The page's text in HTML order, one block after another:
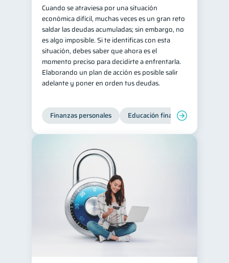
Cuando se atraviesa por una situación
económica difícil, muchas veces es un gran reto
saldar las deudas acumuladas; sin embargo, no
es algo imposible. Si te identificas con esta
situación, debes saber que ahora es el
momento preciso para decidirte a enfrentarla.
Elaborando un plan de acción es posible salir
adelante y poner en orden tus deudas.
Finanzas personales Educación financiera